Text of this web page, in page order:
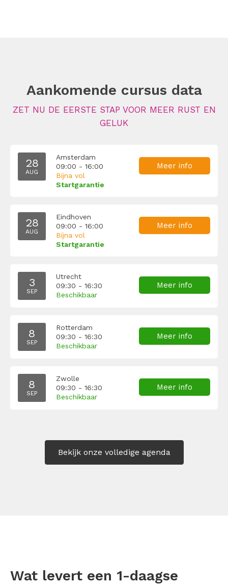
Aankomende cursus data
ZET NU DE EERSTE STAP VOOR MEER RUST EN
GELUK
28
AUG
Amsterdam
09:00 - 16:00
Bijna vol
Startgarantie
Meer info
28
AUG
Eindhoven
09:00 - 16:00
Bijna vol
Startgarantie
Meer info
3
SEP
Utrecht
09:30 - 16:30
Beschikbaar
Meer info
8
SEP
Rotterdam
09:30 - 16:30
Beschikbaar
Meer info
8
SEP
Zwolle
09:30 - 16:30
Beschikbaar
Meer info
Bekijk onze volledige agenda
Wat levert een 1-daagse